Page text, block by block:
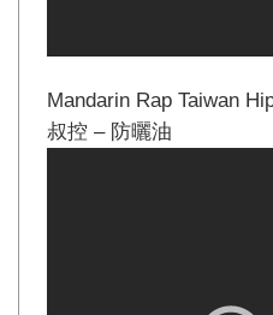
Mandarin Rap Taiwan
叔控 – 防曬油